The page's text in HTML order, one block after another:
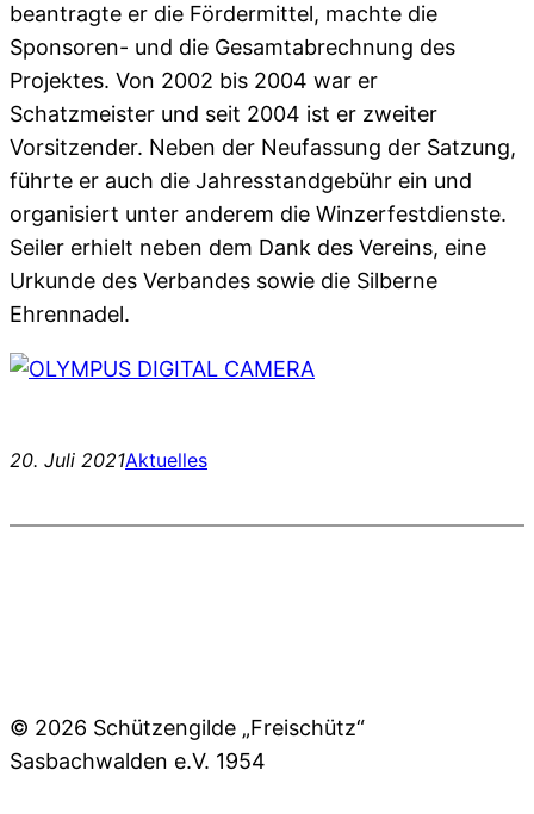
beantragte er die Fördermittel, machte die
Sponsoren- und die Gesamtabrechnung des
Projektes. Von 2002 bis 2004 war er
Schatzmeister und seit 2004 ist er zweiter
Vorsitzender. Neben der Neufassung der Satzung,
führte er auch die Jahresstandgebühr ein und
organisiert unter anderem die Winzerfestdienste.
Seiler erhielt neben dem Dank des Vereins, eine
Urkunde des Verbandes sowie die Silberne
Ehrennadel.
20. Juli 2021Aktuelles
© 2026 Schützengilde „Freischütz“
Sasbachwalden e.V. 1954